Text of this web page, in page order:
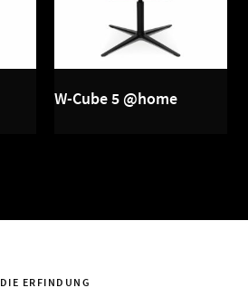
W-Cube 5 @home
DIE ERFINDUNG